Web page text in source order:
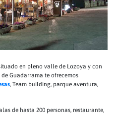
en pleno valle de Lozoya y con
Guadarrama te ofrecemos
, Team building, parque aventura,
de hasta 200 personas, restaurante,